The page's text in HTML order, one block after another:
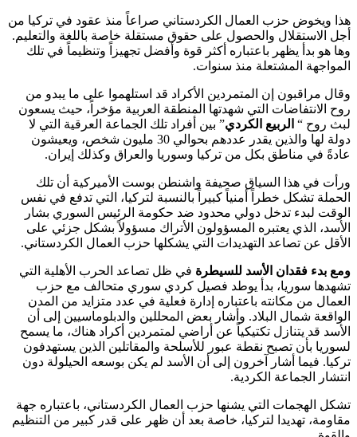
هذا ويخوض حزب العمال الكردستاني صراعاً منذ عقود في تركيا من
أجل الاستقلال والحصول على حقوق مستقلة خاصة باللغة والتعليم.
وها هو بدأ يظهر باعتباره أكثر قوة وأفضل تجهيزاً وتنظيماً في تلك
المواجهة المشتعلة منذ سنوات.
وقال مراقبون إن المتمردين الأكراد قد استلهموا على ما يبدو من
روح الانتفاضات التي شهدتها المنطقة العربية مؤخراً، حيث يسعون
لبث روح “ الربيع الكردي” بين أفراد تلك الجماعة العرقية التي لا
دولة لها والذين يقدر عددهم بحوالي 30 مليون شخص، ويعيشون
عادةً في مناطق بكل من تركيا وسوريا والعراق وكذلك إيران.
ورأت في هذا السياق صحيفة واشنطن بوست الأميركية أن تلك
الحملة تشكل خطراً أمنياً كبيراً بالنسبة لتركيا، التي تدفع في نفس
الوقت لبدء تدخل دولي محدود ضد حكومة الرئيس السوري بشار
الأسد، الذي يعتبره المسؤولون الأتراك مسؤولاً بشكل جزئي على
الأقل عن تصاعد التهديدات التي يشكلها حزب العمال الكردستاني.
ومع بدء فقدان الأسد للسيطرة في ظل تصاعد الحرب الأهلية التي
تشهدها سوريا، بدأ يوطد فصيل كردي سوري متحالف مع حزب
العمال من مكانته باعتباره إدارة فعلية في عدد متزايد من المدن
الواقعة شمال البلاد. وأشار بعض المحللين والدبلوماسيين إلى أن
الأسد قد يتنازل تكتيكياً عن أراضي لمتمردين أكراد هناك، ما يسمح
لسوريا بأن تصبح نقطة عبور للأسلحة والمقاتلين الذين يستهدفون
تركيا. فيما أشار آخرون إلى أن الأسد لم يكن بوسعه الحيلولة دون
انتشار الجماعة الكردية.
تشكل الهجمات التي يشنها حزب العمال الكردستاني، باعتباره جهة
مقاومة، تهديدا لتركيا، خاصة بعد أن ظهر على قدر كبير من التنظيم